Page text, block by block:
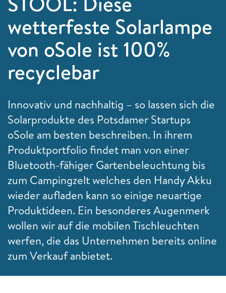
wetterfeste Solarlampe
von oSole ist 100%
recyclebar
Innovativ und nachhaltig – so lassen sich die
Solarprodukte des Potsdamer Startups
oSole am besten beschreiben. In ihrem
Produktportfolio findet man von einer
Bluetooth-fähiger Gartenbeleuchtung bis
zum Campingzelt welches den Handy Akku
wieder aufladen kann so einige neuartige
Produktideen. Ein besonderes Augenmerk
wollen wir auf die mobilen Tischleuchten
werfen, die das Unternehmen bereits online
zum Verkauf anbietet.